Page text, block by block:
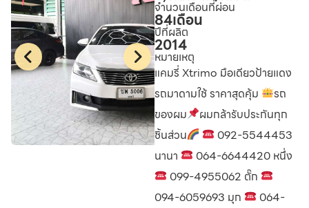
จำนวนเดือนที่ผ่อน
84เดือน
ปีที่ผลิต
2014
หมายเหตุ
แคมรี่ Xtrimo มือเดียวป้ายแดง
รถมาดามใช้ ราคาสุดคุ้ม
รถ
ของผม
ผมกล้ารับประกันทุก
ชิ้นส่วน
092-5544453
นานา
064-6644420 หนึ่ง
099-4955062 ตั๊ก
094-6059693 มุก
064-